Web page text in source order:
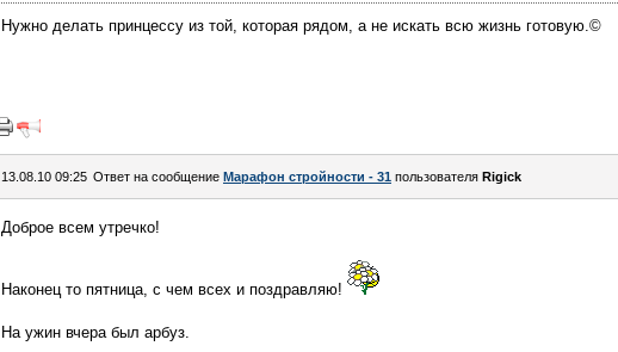
Нужно делать принцессу из той, которая рядом, а не искать всю жизнь готовую.©
13.08.10 09:25 Ответ на сообщение Марафон стройности - 31 пользователя Rigick
Доброе всем утречко!
Наконец то пятница, с чем всех и поздравляю!
На ужин вчера был арбуз.